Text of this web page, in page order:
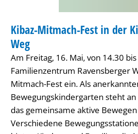
Ravensberger
Weg
KATEGORIE: FAMILIENZENTRUM /
Kibaz-Mitmach-Fest in der
Weg
Am Freitag, 16. Mai, von 14.30
Familienzentrum Ravensberger
Mitmach-Fest ein. Als
Bewegungskindergarten steht
das gemeinsame aktive
Verschiedene